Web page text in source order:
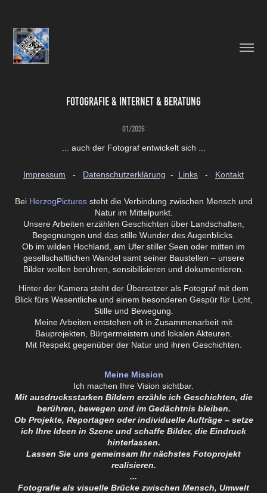
Fotografie & Internet & Beratung
01/2026
... auch der Fotograf entwickelt sich ...
Impressum - Datenschutzerklärung - Links - ​​​​​​​ Kontakt
Bei HerzogPicturessteht die Verbindung zwischen Mensch und
Natur im Mittelpunkt.
Unsere Arbeiten erzählen Geschichten über Landschaften,
Begegnungen und das stille Wunder des Augenblicks.
Ob im wilden Hochland, am Ufer stiller Seen oder mitten im
gesellschaftlichen Wandel samt seiner Baustellen – unsere
Bilder wollen berühren, sensibilisieren und dokumentieren.
Hinter der Kamera steht der Übersetzer als Fotograf mit dem
Blick fürs Wesentliche und einem besonderen Gespür für Licht,
Stille und Bewegung.
Meine Arbeiten entstehen oft in Zusammenarbeit mit
Bauprojekten, Bürgermeistern und lokalen Akteuren.
Mit Respekt gegenüber der Natur und ihren Geschichten.
Meine Mission
Ich machen Ihre Vision sichtbar.
Mit ausdrucksstarken Bildern erzähle ich Geschichten, die
berühren, bewegen und im Gedächtnis bleiben.
Ob Projekte, Reportagen oder individuelle Aufträge – setze
ich Ihre Ideen in Szene und schaffe Bilder, die Eindruck
hinterlassen.
Lassen Sie uns gemeinsam Ihr nächstes Fotoprojekt
realisieren.
...
Fotografie als visuelle Brücke zwischen Mensch, Umwelt